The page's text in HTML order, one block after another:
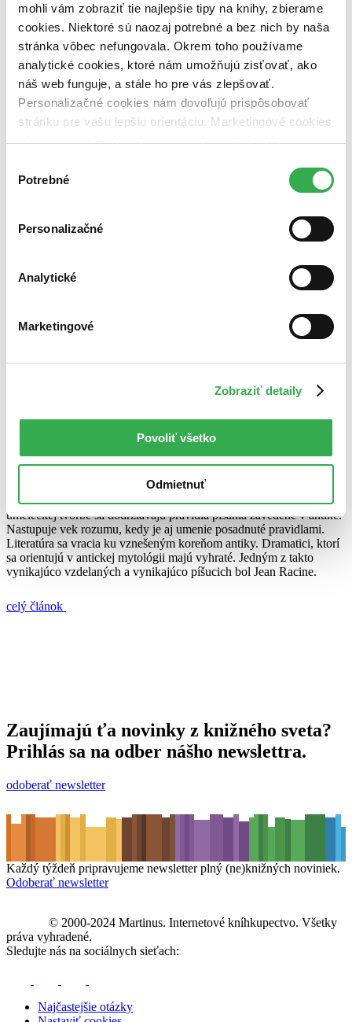
mohli vám zobraziť tie najlepšie tipy na knihy, zbierame
cookies. Niektoré sú naozaj potrebné a bez nich by naša
stránka vôbec nefungovala. Okrem toho používame
analytické cookies, ktoré nám umožňujú zisťovať, ako
náš web funguje, a stále ho pre vás zlepšovať.
Personalizačné cookies nám dovoľujú prispôsobovať
stránku pre vašu lepšiu orientáciu. Marketingové cookies
nám zas umožňujú zobrazenie relevantnej reklamy.
nám pomohlo, keby sme mohli používať všetky tieto
súhlasu
Potrebné
Personalizačné
Analytické
Marketingové
Zobraziť detaily
Povoliť všetko
Odmietnuť
Pridaj sa k nám
Aktuálne ponuky
Výberový proces
Pošlite mi ponuku
Povedali o nás
Projekty
Kampane
Náš labák
Knihy roka
24. júna 2010
Jean Racinemýtustragédia
Zuzana Galková
Francúzsky klasicizmus, obdobie kde sa opäť hľadajú istoty – v
umeleckej tvorbe sa dodržiavajú pravidlá písania zavedené v antike.
Nastupuje vek rozumu, kedy je aj umenie posadnuté pravidlami.
Literatúra sa vracia ku vznešeným koreňom antiky. Dramatici, ktorí
sa orientujú v antickej mytológii majú vyhraté. Jedným z takto
vynikajúco vzdelaných a vynikajúco píšucich bol Jean Racine.
celý článok
Zaujímajú ťa novinky z knižného sveta?
Prihlás sa na odber nášho newslettra.
odoberať newsletter
Každý týždeň pripravujeme newsletter plný (ne)knižných noviniek.
Odoberať newsletter
© 2000-2024 Martinus. Internetové kníhkupectvo. Všetky
práva vyhradené.
Sledujte nás na sociálnych sieťach:
Najčastejšie otázky